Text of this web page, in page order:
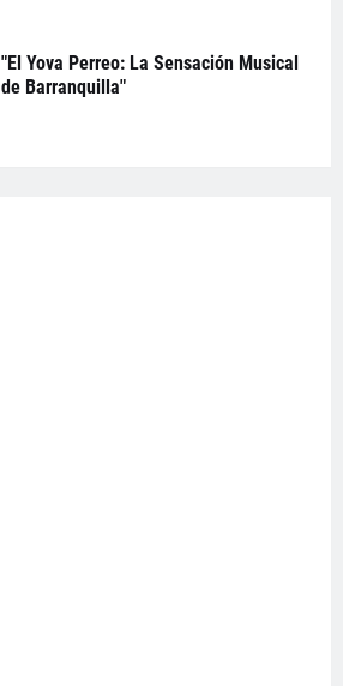
"El Yova Perreo: La Sensación Musical
de Barranquilla"